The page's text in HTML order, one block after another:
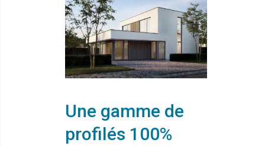
Une gamme de
profilés 100%